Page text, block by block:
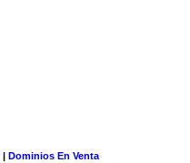
| Dominios En Venta